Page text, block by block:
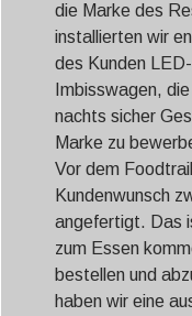
die Marke des
installierten wir
des Kunden
Imbisswagen,
nachts sicher
Marke zu
Vor dem
Kundenwunsch
angefertigt. Das
zum Essen
bestellen und
haben wir eine